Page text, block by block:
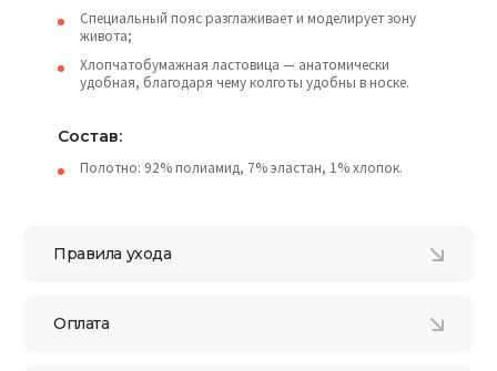
Специальный пояс разглаживает и моделирует зону
живота;
Хлопчатобумажная ластовица — анатомически
удобная, благодаря чему колготы удобны в носке.
Состав:
Полотно: 92% полиамид, 7% эластан, 1% хлопок.
Правила ухода
Оплата